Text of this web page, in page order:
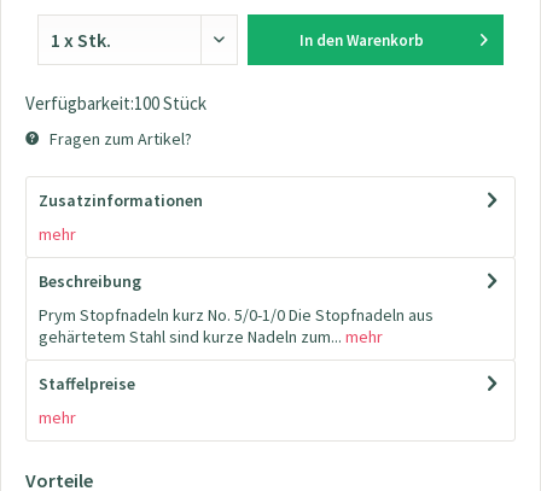
In den Warenkorb
Verfügbarkeit:100 Stück
Fragen zum Artikel?
Zusatzinformationen
mehr
Beschreibung
Prym Stopfnadeln kurz No. 5/0-1/0 Die Stopfnadeln aus
gehärtetem Stahl sind kurze Nadeln zum... mehr
Staffelpreise
mehr
Vorteile